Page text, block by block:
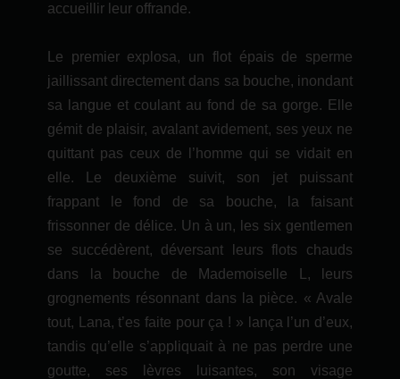
accueillir leur offrande.
Le premier explosa, un flot épais de sperme
jaillissant directement dans sa bouche, inondant
sa langue et coulant au fond de sa gorge. Elle
gémit de plaisir, avalant avidement, ses yeux ne
quittant pas ceux de l’homme qui se vidait en
elle. Le deuxième suivit, son jet puissant
frappant le fond de sa bouche, la faisant
frissonner de délice. Un à un, les six gentlemen
se succédèrent, déversant leurs flots chauds
dans la bouche de Mademoiselle L, leurs
grognements résonnant dans la pièce. « Avale
tout, Lana, t’es faite pour ça ! » lança l’un d’eux,
tandis qu’elle s’appliquait à ne pas perdre une
goutte, ses lèvres luisantes, son visage